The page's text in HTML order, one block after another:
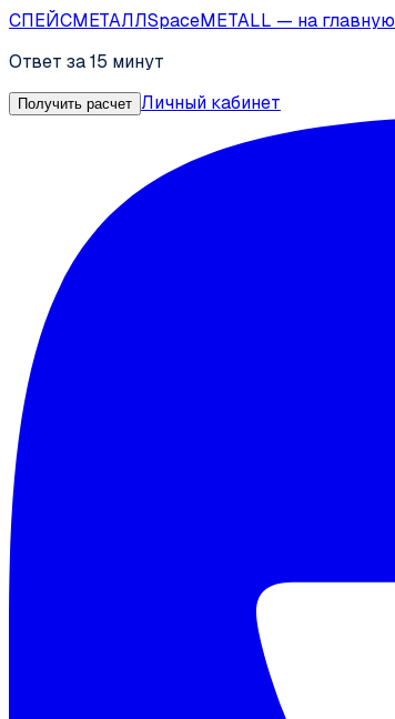
СПЕЙСМЕТАЛЛSpaceMETALL — на главную
Ответ за 15 минут
Получить расчет Личный кабинет